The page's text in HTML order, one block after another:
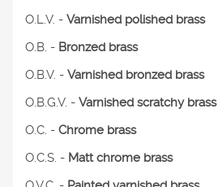
O.L.V. -Varnished polished brass
O.B. - Bronzed brass
O.B.V. -Varnished bronzed brass
O.B.G.V. -Varnished scratchy brass
O.C. -Chrome brass
O.C.S. - Matt chrome brass